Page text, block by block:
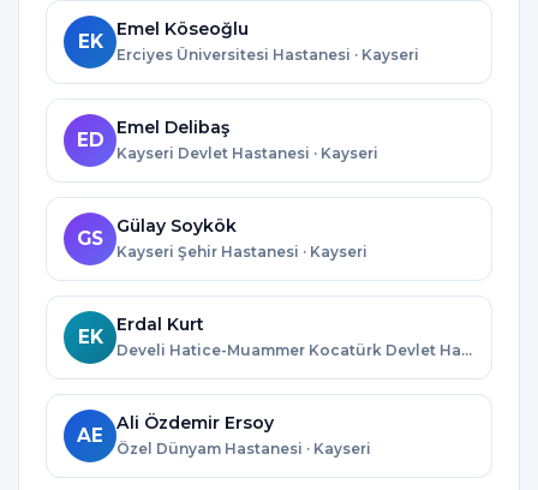
EK
Emel Köseoğlu
Erciyes Üniversitesi Hastanesi · Kayseri
ED
Emel Delibaş
Kayseri Devlet Hastanesi · Kayseri
GS
Gülay Soykök
Kayseri Şehir Hastanesi · Kayseri
EK
Erdal Kurt
Develi Hatice-Muammer Kocatürk Devlet Hastanesi · Kayseri
AE
Ali Özdemir Ersoy
Özel Dünyam Hastanesi · Kayseri